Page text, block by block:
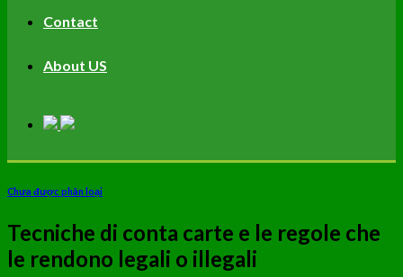
Contact
About US
Chưa được phân loại
Tecniche di conta carte e le regole che
le rendono legali o illegali